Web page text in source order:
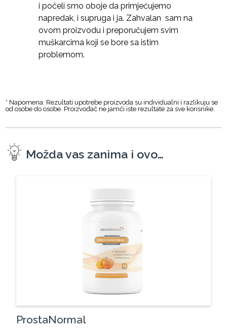
i počeli smo oboje da primjećujemo
napredak, i supruga i ja. Zahvalan sam na
ovom proizvodu i preporučujem svim
muškarcima koji se bore sa istim
problemom.
* Napomena: Rezultati upotrebe proizvoda su individualni i razlikuju se
od osobe do osobe. Proizvođač ne jamči iste rezultate za sve korisnike.
Možda vas zanima i ovo…
ProstaNormal